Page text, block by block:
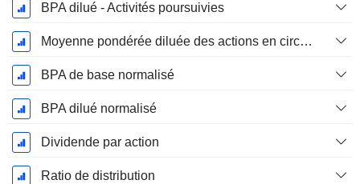
BPA dilué - Activités poursuivies
Moyenne pondérée diluée des actions en circulation
BPA de base normalisé
BPA dilué normalisé
Dividende par action
Ratio de distribution